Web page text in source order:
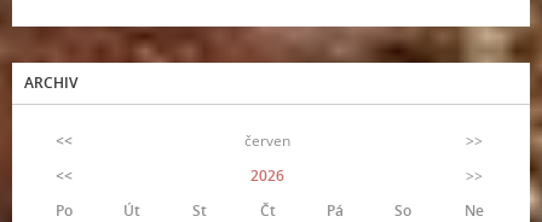
ARCHIV
<< červen
>>
<<
2026
>>
Po
Út St Čt Pá So
Ne